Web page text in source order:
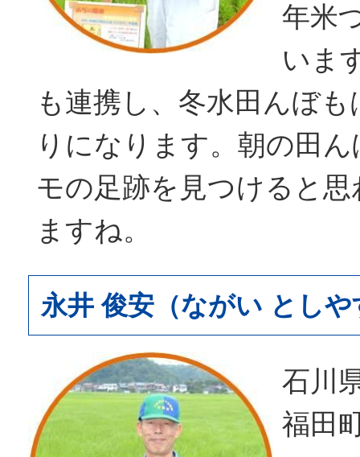
年米
いま
も連携し、冬水田んぼ
りになります。朝の田
モの足跡を見つけると
ますね。
永井 俊安（ながい としや
石川
福田